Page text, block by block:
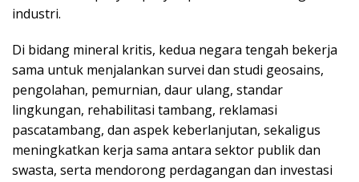
industri.
Di bidang mineral kritis, kedua negara tengah bekerja
sama untuk menjalankan survei dan studi geosains,
pengolahan, pemurnian, daur ulang, standar
lingkungan, rehabilitasi tambang, reklamasi
pascatambang, dan aspek keberlanjutan, sekaligus
meningkatkan kerja sama antara sektor publik dan
swasta, serta mendorong perdagangan dan investasi